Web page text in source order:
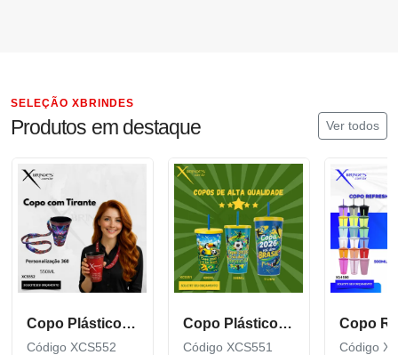
SELEÇÃO XBRINDES
Produtos em destaque Ver todos
Copo Plástico de 550 ML com Tirante Personalizado XCS552
Código XCS552
Copo Plástico personalizado In Mold Label 360 XCS551
Código XCS551 Código